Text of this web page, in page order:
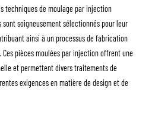
techniques de moulage par injection
soigneusement sélectionnés pour leur
ainsi à un processus de fabrication
pièces moulées par injection offrent une
et permettent divers traitements de
exigences en matière de design et de